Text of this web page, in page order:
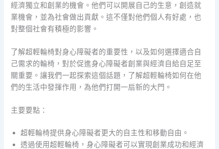
經濟獨立和創業的機會。他們可以開展自己的生意，創造就
業機會，並為社會做出貢獻。這不僅對他們個人有好處，也
對整個社會有積極的影響。
了解超輕輪椅對身心障礙者的重要性，以及如何選擇適合自
己需求的輪椅，對於促進身心障礙者創業與經濟自給自足至
關重要。讓我們一起探索這個話題，了解超輕輪椅如何在他
們的生活中發揮作用，為他們打開一扇新的大門。
主要要點：
超輕輪椅提供身心障礙者更大的自主性和移動自由。
透過使用超輕輪椅，身心障礙者可以實現創業成功和經濟